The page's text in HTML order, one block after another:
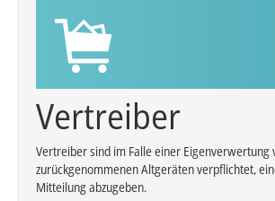
Vertreiber
Vertreiber sind im Falle einer Eigenverwertung
zurückgenommenen Altgeräten verpflichtet,
Mitteilung abzugeben.